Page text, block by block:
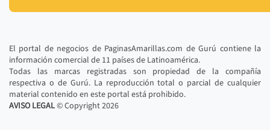
El portal de negocios de PaginasAmarillas.com de Gurú contiene la
información comercial de 11 países de Latinoamérica.
Todas las marcas registradas son propiedad de la compañía
respectiva o de Gurú. La reproducción total o parcial de cualquier
material contenido en este portal está prohibido.
AVISO LEGAL© Copyright2026